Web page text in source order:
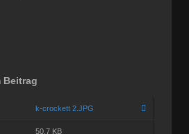
Beitrag
k-crockett 2.JPG
50.7 KB